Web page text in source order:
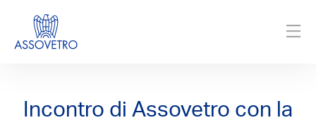
Incontro di Assovetro con la